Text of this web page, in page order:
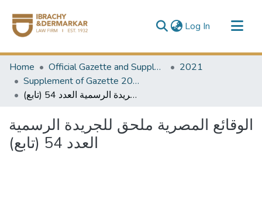
Log In (current)
Communities & Collections
All of DSpace
Home Official Gazette and Supplement
2021
Supplement of Gazette 2021
الوقائع المصرية ملحق للجريدة الرسمية العدد 54 (تابع)
الوقائع المصرية ملحق للجريدة الرسمية
العدد 54 (تابع)